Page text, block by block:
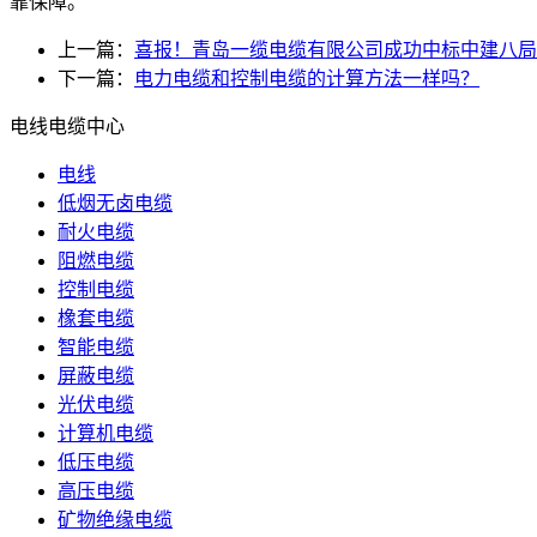
上一篇： 喜报！青岛一缆电缆有限公司成功中标中建八
下一篇：
电力电缆和控制电缆的计算方法一样吗？
电线电缆中心
电线
低烟无卤电缆
耐火电缆
阻燃电缆
控制电缆
橡套电缆
智能电缆
屏蔽电缆
光伏电缆
计算机电缆
低压电缆
高压电缆
矿物绝缘电缆